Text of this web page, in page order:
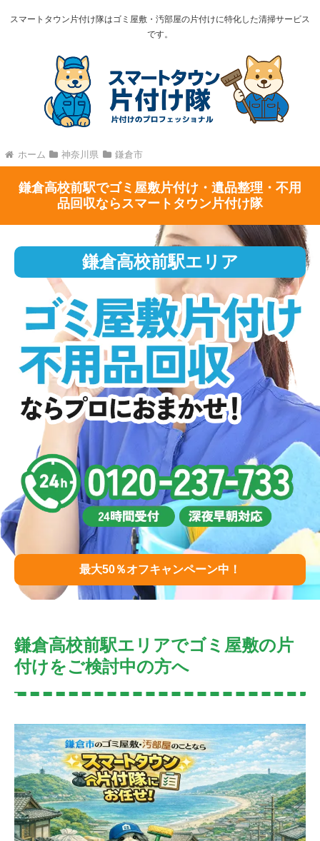
スマートタウン片付け隊はゴミ屋敷・汚部屋の片付けに特化した清掃サービス
です。
ホーム 神奈川県 鎌倉市
鎌倉高校前駅でゴミ屋敷片付け・遺品整理・不用
品回収ならスマートタウン片付け隊
鎌倉高校前駅エリア
最大50％オフキャンペーン中！
鎌倉高校前駅エリアでゴミ屋敷の片
付けをご検討中の方へ